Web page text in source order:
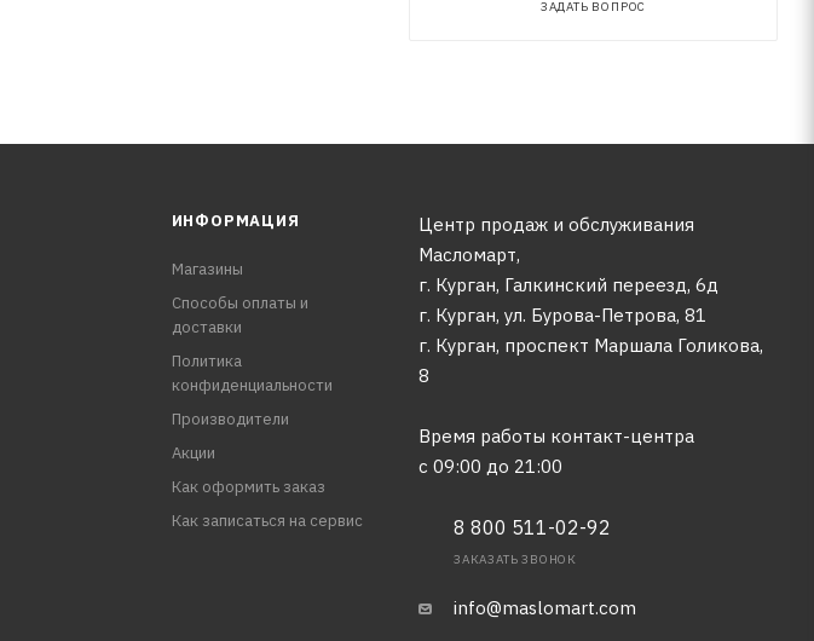
ЗАДАТЬ ВОПРОС
ИНФОРМАЦИЯ
Магазины
Способы оплаты и
доставки
Политика
конфиденциальности
Производители
Акции
Как оформить заказ
Как записаться на сервис
Центр продаж и обслуживания
Масломарт,
г. Курган, Галкинский переезд, 6д
г. Курган, ул. Бурова-Петрова, 81
г. Курган, проспект Маршала Голикова,
8
Время работы контакт-центра
с 09:00 до 21:00
8 800 511-02-92
ЗАКАЗАТЬ ЗВОНОК
info@maslomart.com